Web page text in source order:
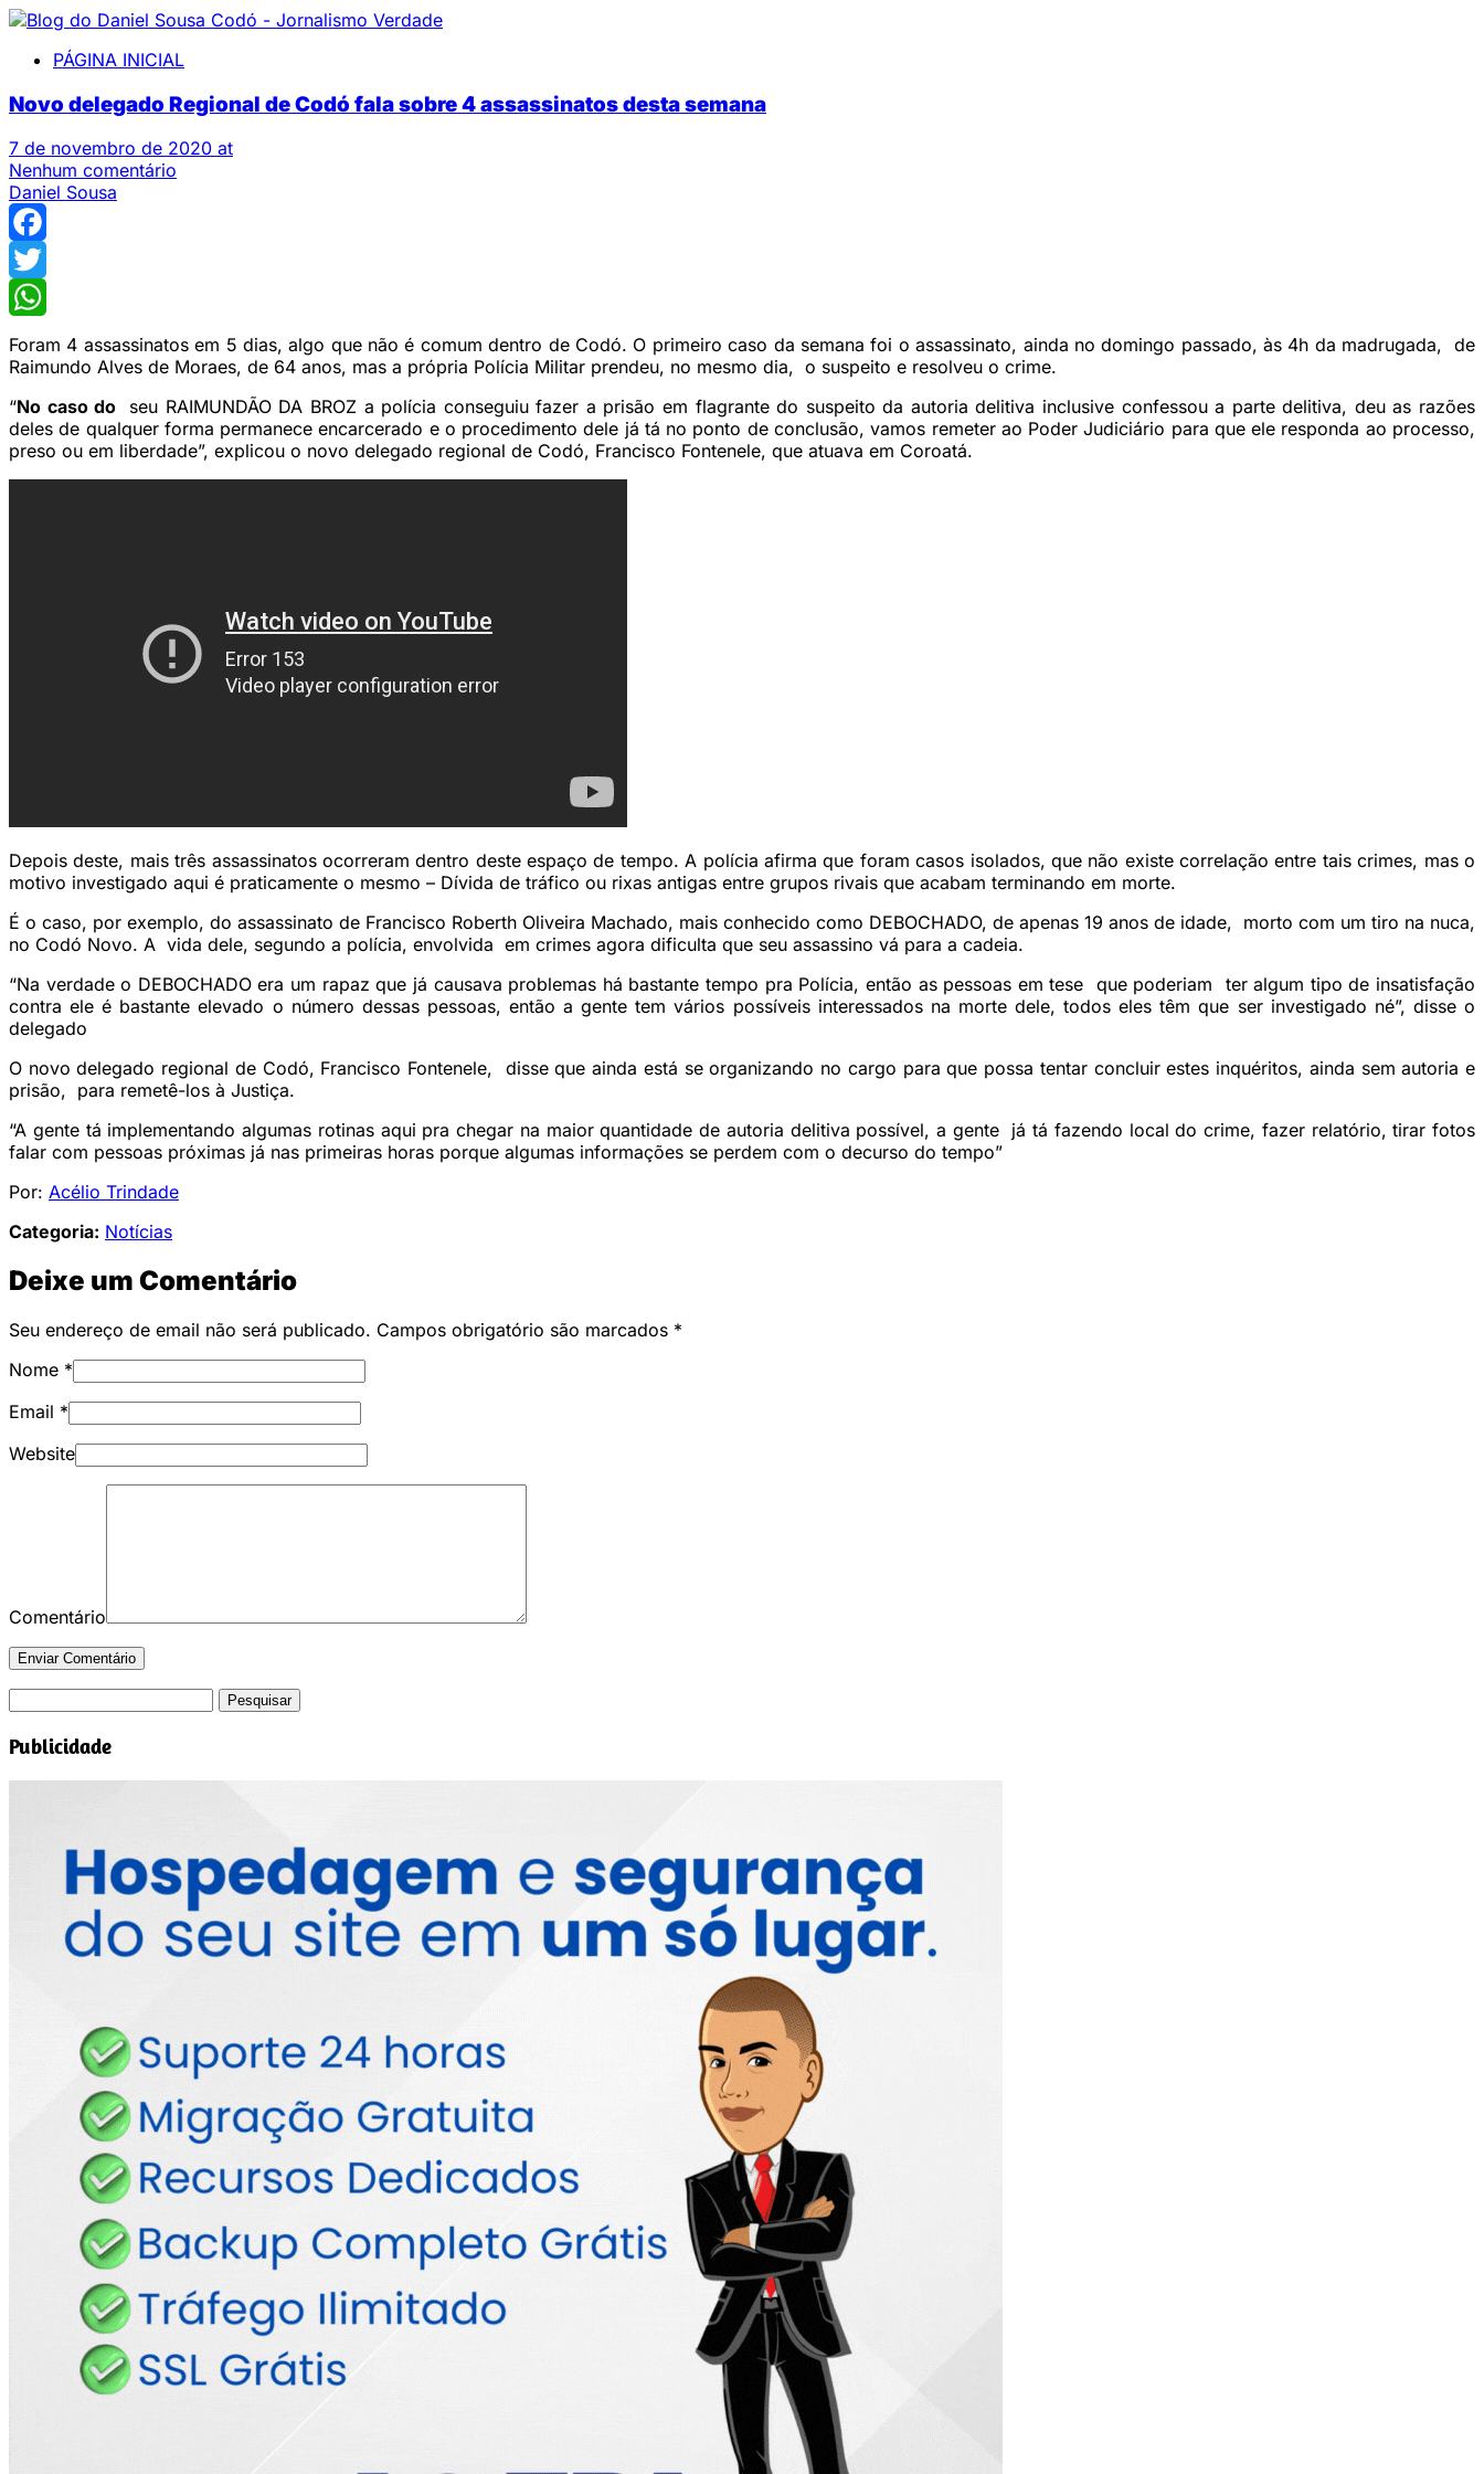
PÁGINA INICIAL
Novo delegado Regional de Codó fala sobre 4 assassinatos desta semana
7 de novembro de 2020 at
Nenhum comentário
Daniel Sousa
Facebook
Twitter
WhatsApp
Foram 4 assassinatos em 5 dias, algo que não é comum dentro de Codó. O primeiro caso da semana foi o assassinato, ainda no domingo passado, às 4h da madrugada, de
Raimundo Alves de Moraes, de 64 anos, mas a própria Polícia Militar prendeu, no mesmo dia, o suspeito e resolveu o crime.
“No caso do
seu RAIMUNDÃO DA BROZ a polícia conseguiu fazer a prisão em flagrante do suspeito da autoria delitiva inclusive confessou a parte delitiva, deu as razões
deles de qualquer forma permanece encarcerado e o procedimento dele já tá no ponto de conclusão, vamos remeter ao Poder Judiciário para que ele responda ao processo,
preso ou em liberdade”, explicou o novo delegado regional de Codó, Francisco Fontenele, que atuava em Coroatá.
Depois deste, mais três assassinatos ocorreram dentro deste espaço de tempo. A polícia afirma que foram casos isolados, que não existe correlação entre tais crimes, mas o
motivo investigado aqui é praticamente o mesmo – Dívida de tráfico ou rixas antigas entre grupos rivais que acabam terminando em morte.
É o caso, por exemplo, do assassinato de Francisco Roberth Oliveira Machado, mais conhecido como DEBOCHADO, de apenas 19 anos de idade, morto com um tiro na nuca,
no Codó Novo. A vida dele, segundo a polícia, envolvida em crimes agora dificulta que seu assassino vá para a cadeia.
“Na verdade o DEBOCHADO era um rapaz que já causava problemas há bastante tempo pra Polícia, então as pessoas em tese que poderiam ter algum tipo de insatisfação
contra ele é bastante elevado o número dessas pessoas, então a gente tem vários possíveis interessados na morte dele, todos eles têm que ser investigado né”, disse o
delegado
O novo delegado regional de Codó, Francisco Fontenele, disse que ainda está se organizando no cargo para que possa tentar concluir estes inquéritos, ainda sem autoria e
prisão, para remetê-los à Justiça.
“A gente tá implementando algumas rotinas aqui pra chegar na maior quantidade de autoria delitiva possível, a gente já tá fazendo local do crime, fazer relatório, tirar fotos
falar com pessoas próximas já nas primeiras horas porque algumas informações se perdem com o decurso do tempo”
Por: Acélio Trindade
Categoria: Notícias
Deixe um Comentário
Seu endereço de email não será publicado. Campos obrigatório são marcados *
Nome *
Email *
Website
Comentário
Publicidade